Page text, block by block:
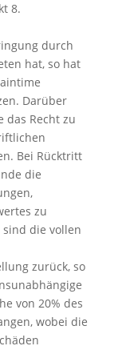
8.
durch
hat, so hat
Darüber
das Recht zu
Bei Rücktritt
die
zu
die vollen
zurück, so
von 20% des
wobei die